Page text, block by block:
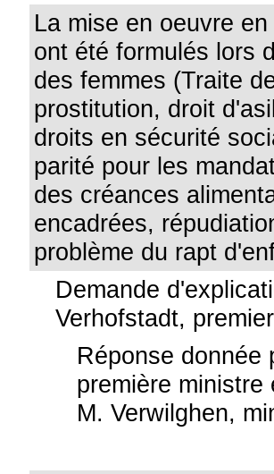
La mise en oeuvre
ont été formulés lors
des femmes (Traite
prostitution, droit
droits en sécurité
parité pour les
des créances
encadrées,
problème du rapt
Demande
Verhofstadt,
Réponse donnée
première
M. Verwilghen,